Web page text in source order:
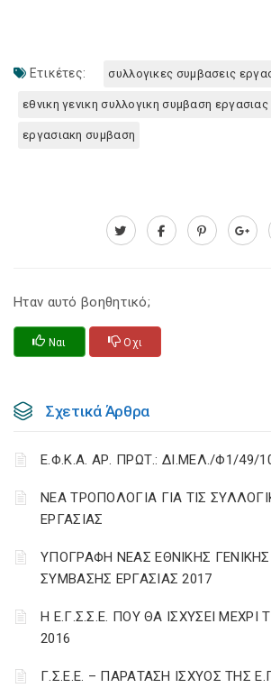
Ετικέτες: συλλογικες συμβασεις
εθνικη γενικη συλλογικη συμβαση εργασιας
εργασιακη συμβαση
Ηταν αυτό βοηθητικό;
Ναι Οχι
Σχετικά Άρθρα
Ε.Φ.Κ.Α. ΑΡ. ΠΡΩΤ.: ΔΙ.ΜΕΛ./Φ1/49/
ΝΕΑ ΤΡΟΠΟΛΟΓΙΑ ΓΙΑ ΤΙΣ
ΕΡΓΑΣΙΑΣ
ΥΠΟΓΡΑΦΗ ΝΕΑΣ ΕΘΝΙΚΗΣ
ΣΥΜΒΑΣΗΣ ΕΡΓΑΣΙΑΣ 2017
Η Ε.Γ.Σ.Σ.Ε. ΠΟΥ ΘΑ ΙΣΧΥΣΕΙ ΜΕΧΡΙ
2016
Γ.Σ.Ε.Ε. – ΠΑΡΑΤΑΣΗ ΙΣΧΥΟΣ ΤΗΣ